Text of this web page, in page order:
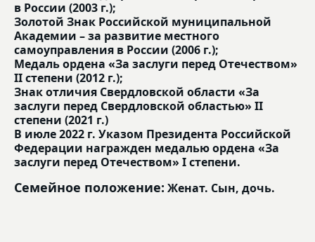
в России (2003 г.);
Золотой Знак Российской муниципальной
Академии – за развитие местного
самоуправления в России (2006 г.);
Медаль ордена «За заслуги перед Отечеством»
II степени (2012 г.);
Знак отличия Свердловской области «За
заслуги перед Свердловской областью» II
степени (2021 г.)
В июле 2022 г. Указом Президента Российской
Федерации награжден медалью ордена «За
заслуги перед Отечеством» I степени.
Семейное положение: Женат. Сын, дочь.